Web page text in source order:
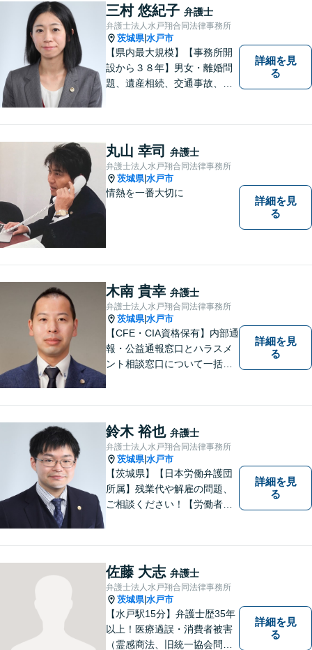
把握した上で、正当な権利を
守るために丁寧な対応を致し
ます。
三村 悠紀子 弁護士
弁護士法人水戸翔合同法律事務所
茨城県|水戸市
【県内最大規模】【事務所開
設から３８年】男女・離婚問
題、遺産相続、交通事故、労
地域密着の女性弁護士。お困
りごとがあればお気軽にご相
談ください！お一人おひとり
に誠実に向き合います。
詳細を見
る
丸山 幸司 弁護士
弁護士法人水戸翔合同法律事務所
茨城県|水戸市
情熱を一番大切に
詳細を見
る
木南 貴幸 弁護士
弁護士法人水戸翔合同法律事務所
茨城県|水戸市
【CFE・CIA資格保有】内部通
報・公益通報窓口とハラスメ
ント相談窓口について一括対
詳細を見
る
鈴木 裕也 弁護士
弁護士法人水戸翔合同法律事務所
茨城県|水戸市
【茨城県】【日本労働弁護団
所属】残業代や解雇の問題、
ご相談ください！【労働者側
詳細を見
る
佐藤 大志 弁護士
弁護士法人水戸翔合同法律事務所
茨城県|水戸市
【水戸駅15分】弁護士歴35年
以上！医療過誤・消費者被害
（霊感商法、旧統一協会問題
詳細を見
る